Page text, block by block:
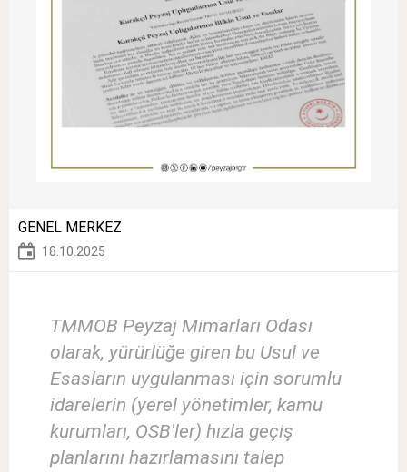
GENEL MERKEZ
18.10.2025
TMMOB Peyzaj Mimarları Odası
olarak, yürürlüğe giren bu Usul ve
Esasların uygulanması için sorumlu
idarelerin (yerel yönetimler, kamu
kurumları, OSB'ler) hızla geçiş
planlarını hazırlamasını talep